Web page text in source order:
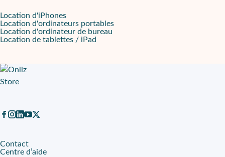
Location d'iPhones
Location d'ordinateurs portables
Location d'ordinateur de bureau
Location de tablettes / iPad
Contact
Centre d’aide